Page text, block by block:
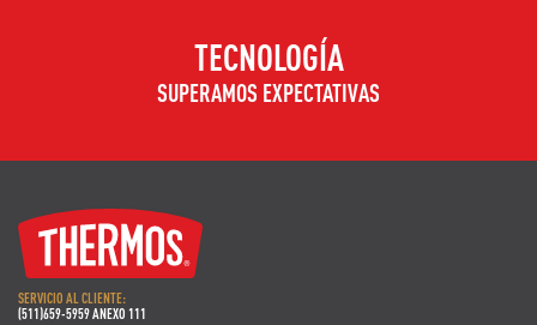
TECNOLOGÍA
SUPERAMOS EXPECTATIVAS
SERVICIO AL CLIENTE:
(511)659-5959 ANEXO 111